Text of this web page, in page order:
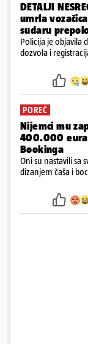
DETALJI
umrla
sudaru
Policija je objavila
dozvola i
POREČ
Nijemci mu
400.000
Bookinga
Oni su nastavili sa
dizanjem čaša i
požar, rekao je